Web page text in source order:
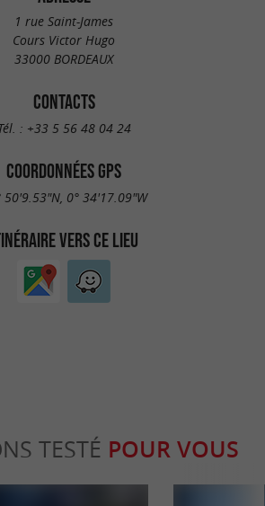
1 rue Saint-James
Cours Victor Hugo
33000 BORDEAUX
CONTACTS
: +33 5 56 48 04 24
COORDONNÉES GPS
50'9.53"N, 0° 34'17.09"W
VERS CE LIEU
TESTÉ POUR VOUS